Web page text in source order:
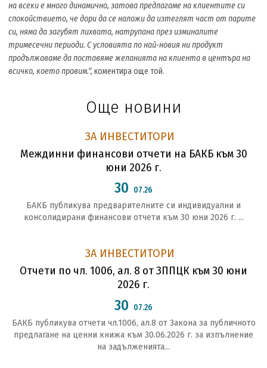
на всеки е много динамично, затова предлагаме на клиентите си
спокойствието, че дори да се наложи да изтеглят част от парите
си, няма да загубят лихвата, натрупана през изминалите
тримесечни периоди. С условията по най-новия ни продукт
продължаваме да поставяме желанията на клиента в центъра на
всичко, което правим.“, коментира още той.
Още новини
ЗА ИНВЕСТИТОРИ
Междинни финансови отчети на БАКБ към 30
юни 2026 г.
30 07.26
БАКБ публикува предварителните си индивидуални и
консолидирани финансови отчети към 30 юни 2026 г. ...
ЗА ИНВЕСТИТОРИ
Отчети по чл. 100б, ал. 8 от ЗППЦК към 30 юни
2026 г.
30 07.26
БАКБ публикува отчети чл.1006, ал.8 от Закона за публичното
предлагане на ценни книжа към 30.06.2026 г. за изпълнение
на задълженията...